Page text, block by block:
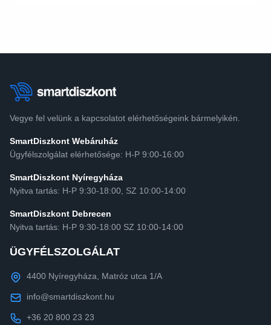
Vegye fel velünk a kapcsolatot elérhetőségeink bármelyikén.
SmartDiszkont Webáruház
Ügyfélszolgálat elérhetősége: H-P 9:00-16:00
SmartDiszkont Nyíregyháza
Nyitva tartás: H-P 9:30-18:00, SZ 10:00-14:00
SmartDiszkont Debrecen
Nyitva tartás: H-P 9:30-18:00 SZ 10:00-14:00
ÜGYFÉLSZOLGÁLAT
4400 Nyíregyháza, Matróz utca 1/A
info@smartdiszkont.hu
+36 20 800 23 23